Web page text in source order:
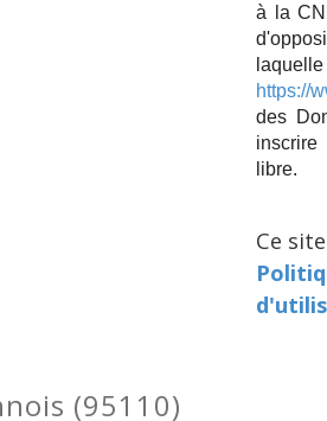
à la
https://
des
libre.
Ce
(95110)